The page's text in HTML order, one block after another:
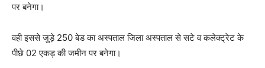
पर बनेगा।
वही इससे जुड़े 250 बेड का अस्पताल जिला अस्पताल से सटे व कलेक्ट्रेट के
पीछे 02 एकड़ की जमीन पर बनेगा।